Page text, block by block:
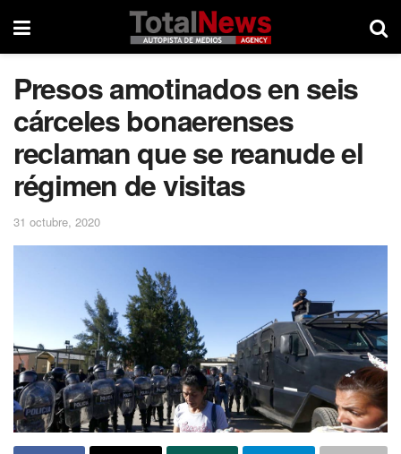
Presos amotinados en seis
cárceles bonaerenses
reclaman que se reanude el
régimen de visitas
31 octubre, 2020